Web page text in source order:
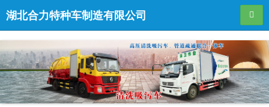
湖北合力特种车制造有限公司 导航